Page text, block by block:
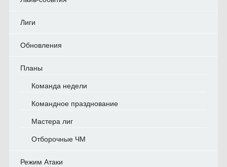
Лиги
Обновления
Планы
Команда недели
Командное празднование
Мастера лиг
Отборочные ЧМ
Режим Атаки